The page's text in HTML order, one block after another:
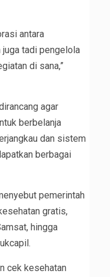
antara
juga tadi pengelola
di sana,”
agar
berbelanja
dan sistem
berbagai
pemerintah
gratis,
hingga
cek kesehatan